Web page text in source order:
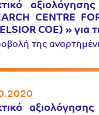
CENTRE
COE) » για
της